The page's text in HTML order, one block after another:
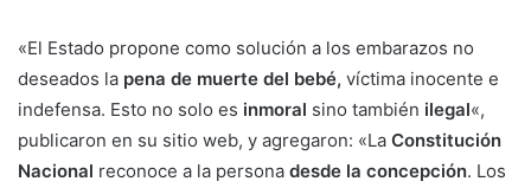
«El Estado propone como solución a los embarazos no
deseados la pena de muerte del bebé, víctima inocente e
indefensa. Esto no solo es inmoral sino también ilegal«,
publicaron en su sitio web, y agregaron: «La Constitución
Nacional reconoce a la persona desde la concepción. Los